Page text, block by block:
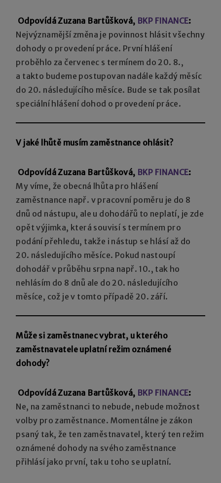
Odpovídá Zuzana Bartůšková, BKP FINANCE:
Nejvýznamější změna je povinnost hlásit všechny
dohody o provedení práce. První hlášení
proběhlo za červenec s termínem do 20. 8.,
a takto budeme postupovan nadále každý měsíc
do 20. následujícího měsíce. Bude se tak posílat
speciální hlášení dohod o provedení práce.
V jaké lhůtě musím zaměstnance ohlásit?
Odpovídá Zuzana Bartůšková, BKP FINANCE:
My víme, že obecná lhůta pro hlášení
zaměstnance např. v pracovní poměru je do 8
dnů od nástupu, ale u dohodářů to neplatí, je zde
opět výjimka, která souvisí s termínem pro
podání přehledu, takže i nástup se hlásí až do
20. následujícího měsíce. Pokud nastoupí
dohodář v průběhu srpna např. 10., tak ho
nehlásím do 8 dnů ale do 20. následujícího
měsíce, což je v tomto případě 20. září.
Může si zaměstnanec vybrat, u kterého
zaměstnavatele uplatní režim oznámené
dohody?
Odpovídá Zuzana Bartůšková, BKP FINANCE:
Ne, na zaměstnanci to nebude, nebude možnost
volby pro zaměstnance. Momentálne je zákon
psaný tak, že ten zaměstnavatel, který ten režim
oznámené dohody na svého zaměstnance
přihlásí jako první, tak u toho se uplatní.